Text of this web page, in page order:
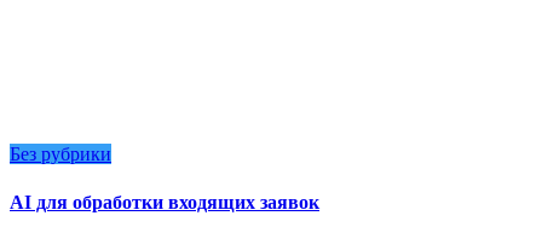
Без рубрики
AI для обработки входящих заявок